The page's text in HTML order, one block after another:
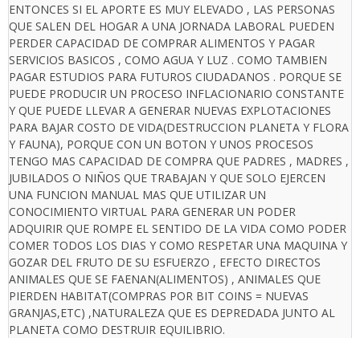
ENTONCES SI EL APORTE ES MUY ELEVADO , LAS PERSONAS
QUE SALEN DEL HOGAR A UNA JORNADA LABORAL PUEDEN
PERDER CAPACIDAD DE COMPRAR ALIMENTOS Y PAGAR
SERVICIOS BASICOS , COMO AGUA Y LUZ . COMO TAMBIEN
PAGAR ESTUDIOS PARA FUTUROS CIUDADANOS . PORQUE SE
PUEDE PRODUCIR UN PROCESO INFLACIONARIO CONSTANTE
Y QUE PUEDE LLEVAR A GENERAR NUEVAS EXPLOTACIONES
PARA BAJAR COSTO DE VIDA(DESTRUCCION PLANETA Y FLORA
Y FAUNA), PORQUE CON UN BOTON Y UNOS PROCESOS
TENGO MAS CAPACIDAD DE COMPRA QUE PADRES , MADRES ,
JUBILADOS O NIÑOS QUE TRABAJAN Y QUE SOLO EJERCEN
UNA FUNCION MANUAL MAS QUE UTILIZAR UN
CONOCIMIENTO VIRTUAL PARA GENERAR UN PODER
ADQUIRIR QUE ROMPE EL SENTIDO DE LA VIDA COMO PODER
COMER TODOS LOS DIAS Y COMO RESPETAR UNA MAQUINA Y
GOZAR DEL FRUTO DE SU ESFUERZO , EFECTO DIRECTOS
ANIMALES QUE SE FAENAN(ALIMENTOS) , ANIMALES QUE
PIERDEN HABITAT(COMPRAS POR BIT COINS = NUEVAS
GRANJAS,ETC) ,NATURALEZA QUE ES DEPREDADA JUNTO AL
PLANETA COMO DESTRUIR EQUILIBRIO.